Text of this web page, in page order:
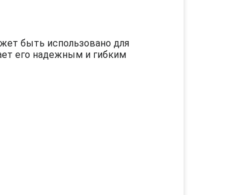
быть использовано для
его надежным и гибким